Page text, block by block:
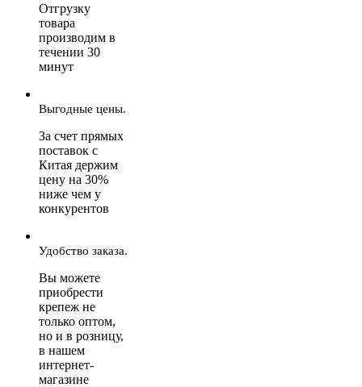
Отгрузку
товара
производим в
течении 30
минут
Выгодные цены.
За счет прямых
поставок с
Китая держим
цену на 30%
ниже чем у
конкурентов
Удобство заказа.
Вы можете
приобрести
крепеж не
только оптом,
но и в розницу,
в нашем
интернет-
магазине